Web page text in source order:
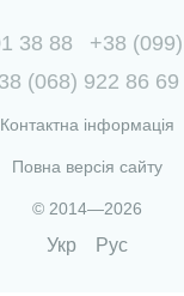
38 88
+38
(068) 922 86 69
Контактна інформація
Повна версія сайту
© 2014—2026
Укр Рус